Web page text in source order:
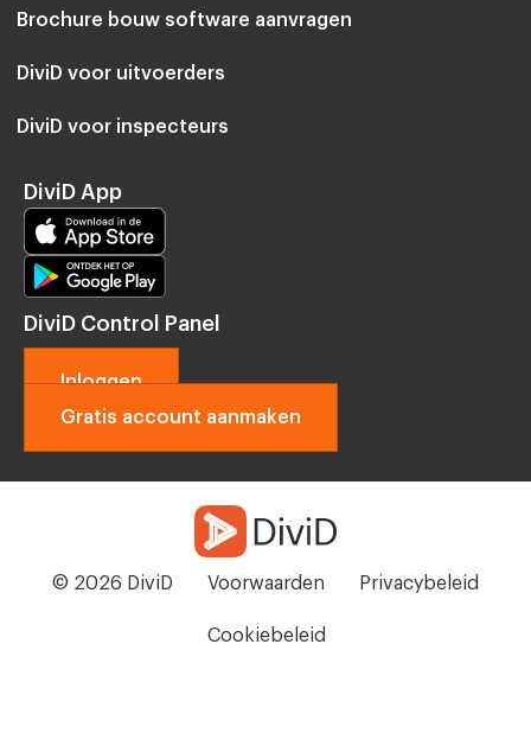
Brochure bouw software aanvragen
DiviD voor uitvoerders
DiviD voor inspecteurs
DiviD App
DiviD Control Panel
Inloggen
Gratis account aanmaken
© 2026 DiviD Voorwaarden Privacybeleid
Cookiebeleid